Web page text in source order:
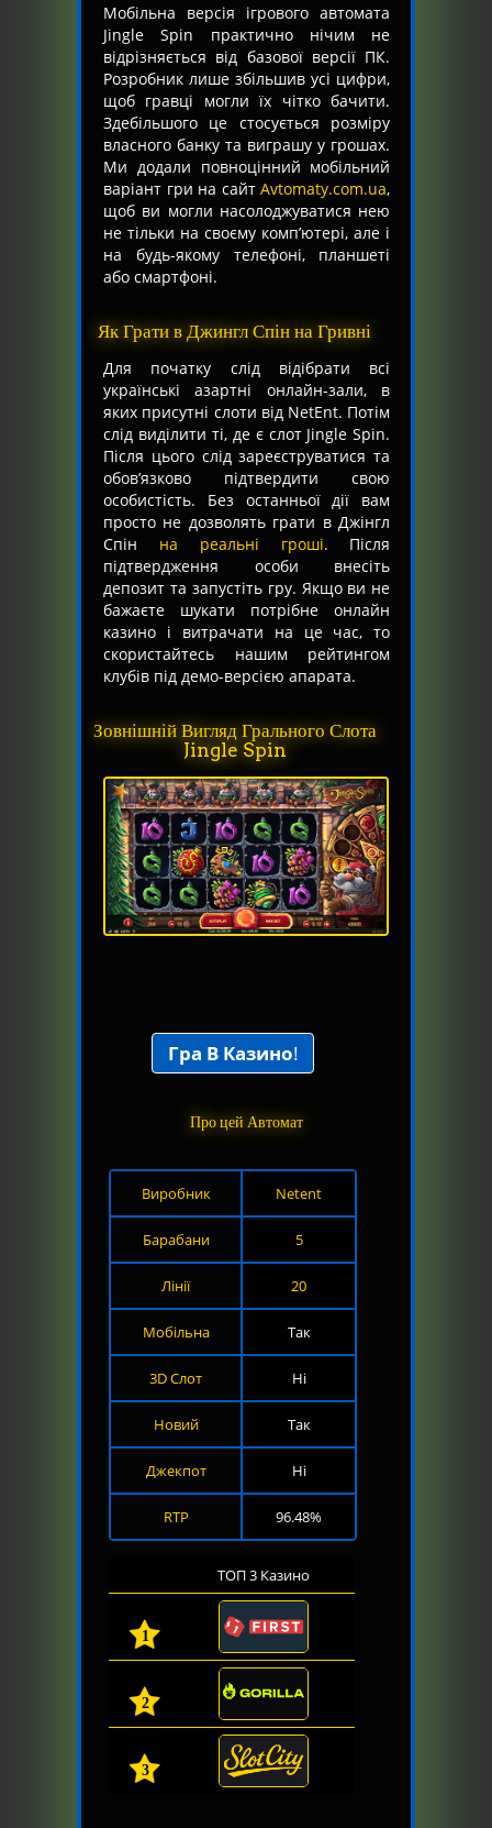
Мобільна версія ігрового автомата
Jingle Spin практично нічим не
відрізняється від базової версії ПК.
Розробник лише збільшив усі цифри,
щоб гравці могли їх чітко бачити.
Здебільшого це стосується розміру
власного банку та виграшу у грошах.
Ми додали повноцінний мобільний
варіант гри на сайтAvtomaty.com.ua,
щоб ви могли насолоджуватися нею
не тільки на своєму комп’ютері, але і
на будь-якому телефоні, планшеті
або смартфоні.
Як Грати в Джингл Спін на Гривні
Для початку слід відібрати всі
українські азартні онлайн-зали, в
яких присутні слоти від NetEnt. Потім
слід виділити ті, де є слот Jingle Spin.
Після цього слід зареєструватися та
обов’язково підтвердити свою
особистість. Без останньої дії вам
просто не дозволять грати в Джінгл
Спін на реальні гроші. Після
підтвердження особи внесіть
депозит та запустіть гру. Якщо ви не
бажаєте шукати потрібне онлайн
казино і витрачати на це час, то
скористайтесь нашим рейтингом
клубів під демо-версією апарата.
Зовнішній Вигляд Грального Слота
Jingle Spin
Гра В Казино!
Про цей Автомат
Виробник Netent
Барабани 5
Лінії 20
Мобільна Так
3D Слот Ні
Новий Так
Джекпот Ні
RTP 96.48%
ТОП 3 Казино
1
2
3